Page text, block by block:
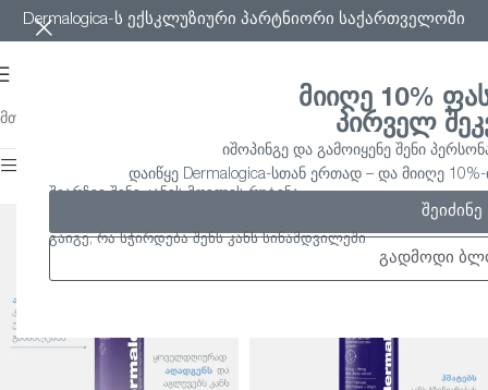
მიიღე 10%
პირველ
იშოპინგე და გამოიყენე შენი
დაიწყე Dermalogica-სთან ერთად – და მიიღე
შეარჩიე შენი კანის მოვლის რუტინა
შეიძინე
გაიგე, რა სჭირდება შენს კანს სინამდვილეში
გადმოდი
Dermalogica-ს ექსკლუზიური პარტნიორი საქართველოში
მთავარი Showing all 5 results
ფილტრის ჩართვა